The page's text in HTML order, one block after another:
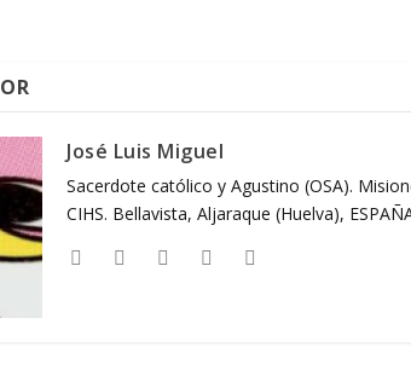
José Luis Miguel
Sacerdote católico y Agustino (OSA).
CIHS. Bellavista, Aljaraque (Huelva),